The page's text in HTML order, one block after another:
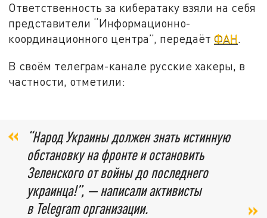
Ответственность за кибератаку взяли на себя
представители “Информационно-
координационного центра”, передаётФАН.
В своём телеграм-канале русские хакеры, в
частности, отметили:
“Народ Украины должен знать истинную
обстановку на фронте и остановить
Зеленского от войны до последнего
украинца!”, — написали активисты
в Telegram организации.